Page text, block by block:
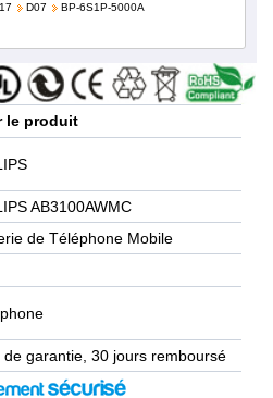
D07 BP-6S1P-5000A
le produit
AB3100AWMC
de Téléphone Mobile
de garantie, 30 jours remboursé